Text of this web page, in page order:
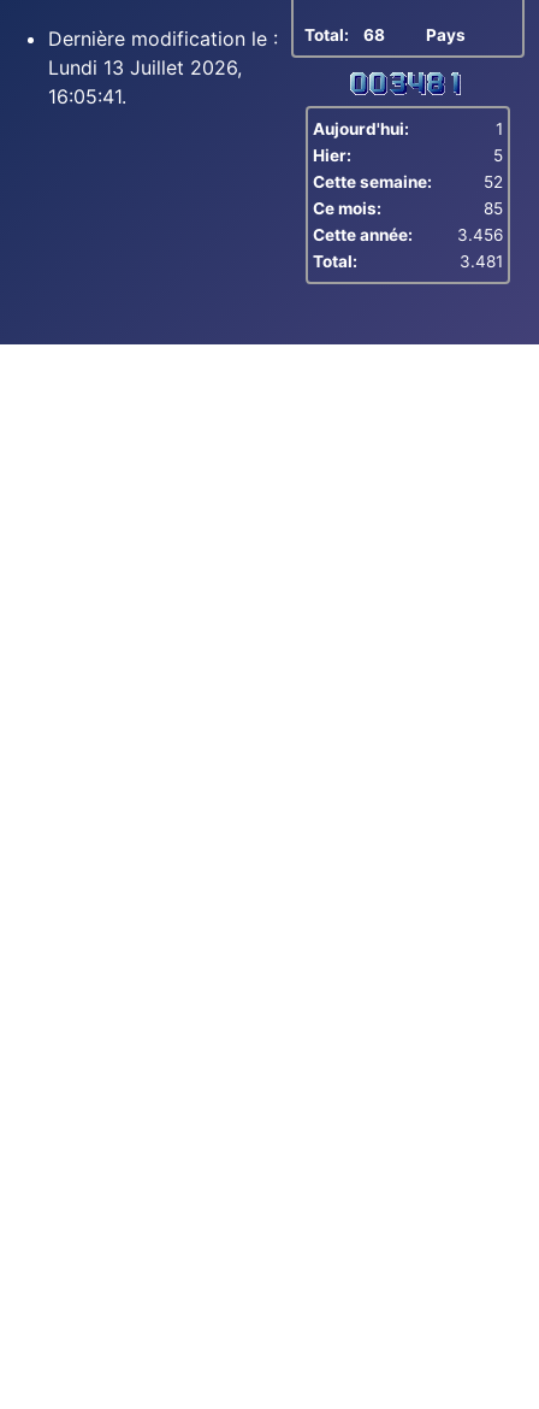
Dernière modification le :
Lundi 13 Juillet 2026,
16:05:41.
Total: 68 Pays
Aujourd'hui:
1
Hier:
5
Cette semaine:
52
Ce mois:
85
Cette année:
3.456
Total:
3.481